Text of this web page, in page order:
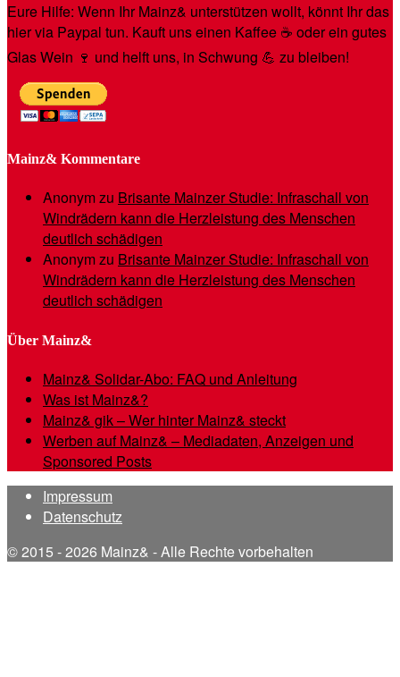
Eure Hilfe: Wenn Ihr Mainz& unterstützen wollt, könnt Ihr das
hier via Paypal tun. Kauft uns einen Kaffee ☕️ oder ein gutes
Glas Wein 🍷 und helft uns, in Schwung 💪 zu bleiben!
Mainz& Kommentare
Anonymzu Brisante Mainzer Studie: Infraschall von
Windrädern kann die Herzleistung des Menschen
deutlich schädigen
Anonymzu Brisante Mainzer Studie: Infraschall von
Windrädern kann die Herzleistung des Menschen
deutlich schädigen
Über Mainz&
Mainz& Solidar-Abo: FAQ und Anleitung
Was ist Mainz&?
Mainz& gik – Wer hinter Mainz& steckt
Werben auf Mainz& – Mediadaten, Anzeigen und
Sponsored Posts
Impressum
Datenschutz
© 2015 - 2026 Mainz& - Alle Rechte vorbehalten